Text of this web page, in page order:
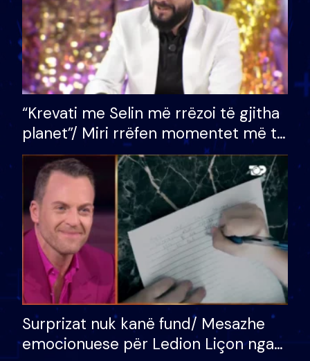
“Krevati me Selin më rrëzoi të gjitha
planet”/ Miri rrëfen momentet më të
bukura në shtëpinë e BB VIP: Do më
mungojë zilja e mëngjesit kur…
Surprizat nuk kanë fund/ Mesazhe
emocionuese për Ledion Liçon nga